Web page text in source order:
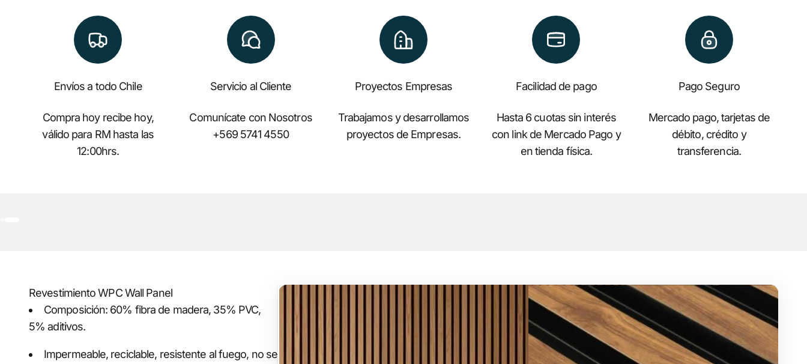
Envíos a todo Chile
Compra hoy recibe hoy,
válido para RM hasta las
12:00hrs.
Servicio al Cliente
Comunícate con Nosotros
+569 5741 4550
Proyectos Empresas
Trabajamos y desarrollamos
proyectos de Empresas.
Facilidad de pago
Hasta 6 cuotas sin interés
con link de Mercado Pago y
en tienda física.
Pago Seguro
Mercado pago, tarjetas de
débito, crédito y
transferencia.
Revestimiento WPC Wall Panel
Composición: 60% fibra de madera, 35% PVC,
5% aditivos.
Impermeable, reciclable, resistente al fuego, no se